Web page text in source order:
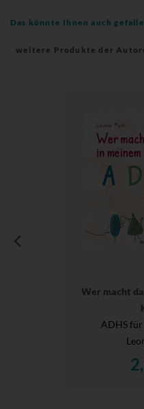
Das könnte Ihnen auch
weitere Produkte der
Wer macht
ADHS